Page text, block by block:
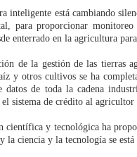
inteligente está cambiando
para proporcionar
enterrado en la agricultura
de la gestión de las tierras
y otros cultivos se ha
datos de toda la cadena
sistema de crédito al
científica y tecnológica ha
la ciencia y la tecnología se